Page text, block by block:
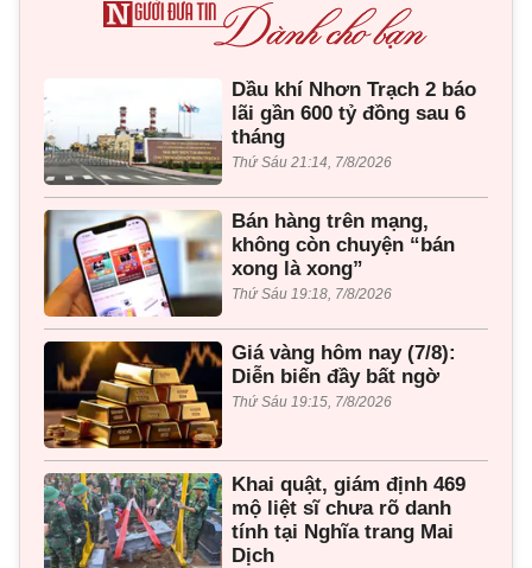
Dầu khí Nhơn Trạch 2 báo
lãi gần 600 tỷ đồng sau 6
tháng
Thứ Sáu 21:14, 7/8/2026
Bán hàng trên mạng,
không còn chuyện “bán
xong là xong”
Thứ Sáu 19:18, 7/8/2026
Giá vàng hôm nay (7/8):
Diễn biến đầy bất ngờ
Thứ Sáu 19:15, 7/8/2026
Khai quật, giám định 469
mộ liệt sĩ chưa rõ danh
tính tại Nghĩa trang Mai
Dịch